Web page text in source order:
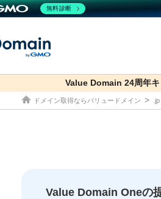
ン ド
ルサーバー コ
リティ
ス お
従来のバ
従来のバ
Value Domain 24周年キ
co.jp
ドメイン取得ならバリュードメイン
Value Domain Oneの
無料診断